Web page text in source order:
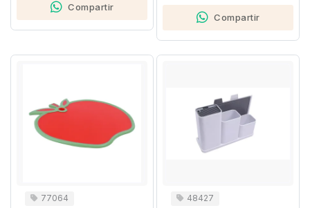
Compartir
Compartir
77064
48427